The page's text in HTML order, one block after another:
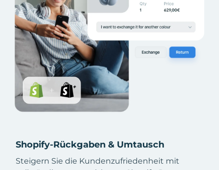
Shopify-Rückgaben & Umtausch
Steigern Sie die Kundenzufriedenheit mit